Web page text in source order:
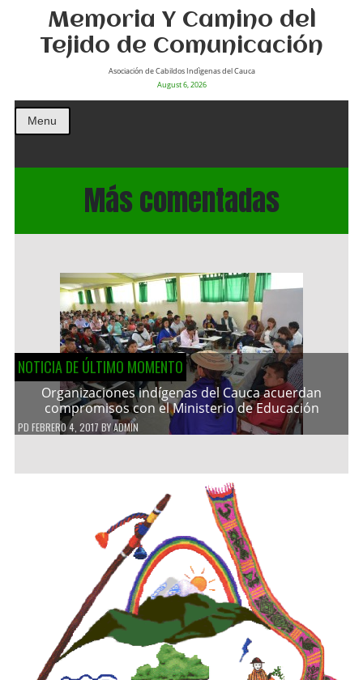
Memoria Y Camino del
Tejido de Comunicación
Asociación de Cabildos Indìgenas del Cauca
August 6, 2026
Menu
Más comentadas
NOTICIA DE ÚLTIMO MOMENTO
Organizaciones indígenas del Cauca acuerdan
compromisos con el Ministerio de Educación
PD FEBRERO 4, 2017 BYADMIN